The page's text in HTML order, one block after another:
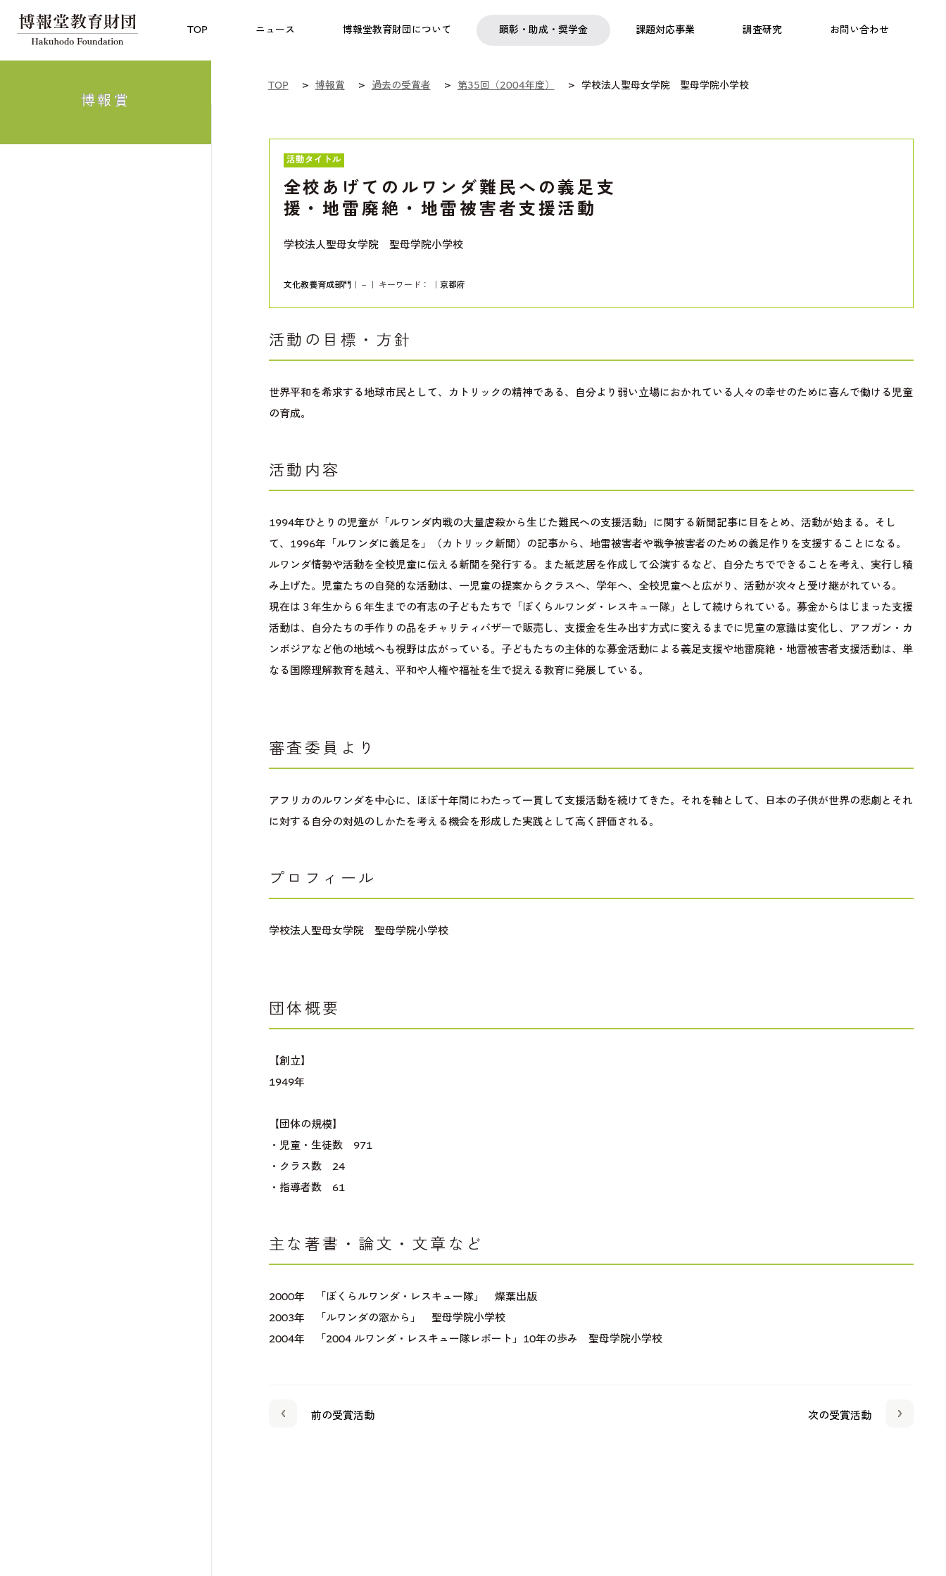
TOP ニュース 博報堂教育財団について 顕彰・助成・奨学金 課題対応事業 調査研究 お問い合わせ
についての研究助成 奨学金 フェローシップ
日本語交流
プログラム 社会啓発事業 プログラム こども研究所
博報賞
TOP 博報賞 過去の受賞者 第35回（2004年度） 学校法人聖母女学院 聖母学院小学校
活動タイトル
全校あげてのルワンダ難民への義足支
援・地雷廃絶・地雷被害者支援活動
学校法人聖母女学院 聖母学院小学校
文化教養育成部門 ｜－｜ キーワード： 京都府
活動の目標・方針
世界平和を希求する地球市民として、カトリックの精神である、自分より弱い立場におかれている人々の幸せのために喜んで働ける児童
の育成。
活動内容
1994年ひとりの児童が「ルワンダ内戦の大量虐殺から生じた難民への支援活動」に関する新聞記事に目をとめ、活動が始まる。そし
て、1996年「ルワンダに義足を」（カトリック新聞）の記事から、地雷被害者や戦争被害者のための義足作りを支援することになる。
ルワンダ情勢や活動を全校児童に伝える新聞を発行する。また紙芝居を作成して公演するなど、自分たちでできることを考え、実行し積
み上げた。児童たちの自発的な活動は、一児童の提案からクラスへ、学年へ、全校児童へと広がり、活動が次々と受け継がれている。
現在は３年生から６年生までの有志の子どもたちで「ぼくらルワンダ・レスキュー隊」として続けられている。募金からはじまった支援
活動は、自分たちの手作りの品をチャリティバザーで販売し、支援金を生み出す方式に変えるまでに児童の意識は変化し、アフガン・カ
ンボジアなど他の地域へも視野は広がっている。子どもたちの主体的な募金活動による義足支援や地雷廃絶・地雷被害者支援活動は、単
なる国際理解教育を越え、平和や人権や福祉を生で捉える教育に発展している。
審査委員より
アフリカのルワンダを中心に、ほぼ十年間にわたって一貫して支援活動を続けてきた。それを軸として、日本の子供が世界の悲劇とそれ
に対する自分の対処のしかたを考える機会を形成した実践として高く評価される。
プロフィール
学校法人聖母女学院 聖母学院小学校
団体概要
【創立】
1949年
【団体の規模】
・児童・生徒数 971
・クラス数 24
・指導者数 61
主な著書・論文・文章など
2000年 「ぼくらルワンダ・レスキュー隊」 燦葉出版
2003年 「ルワンダの窓から」 聖母学院小学校
2004年 「2004 ルワンダ・レスキュー隊レポート」10年の歩み 聖母学院小学校
前の受賞活動 次の受賞活動